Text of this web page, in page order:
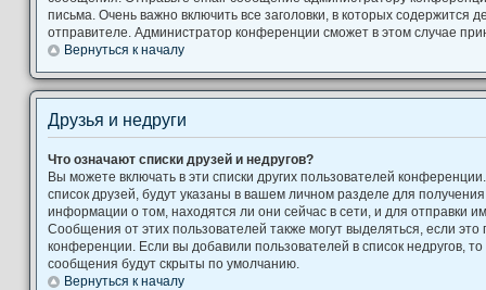
письма. Очень важно включить все заголовки, в которых содержится
отправителе. Администратор конференции сможет в этом случае
Вернуться к началу
Друзья и недруги
Что означают списки друзей и недругов?
Вы можете включать в эти списки других пользователей
список друзей, будут указаны в вашем личном разделе для
информации о том, находятся ли они сейчас в сети, и для отправки
Сообщения от этих пользователей также могут выделяться, если
конференции. Если вы добавили пользователей в список недругов,
сообщения будут скрыты по умолчанию.
Вернуться к началу